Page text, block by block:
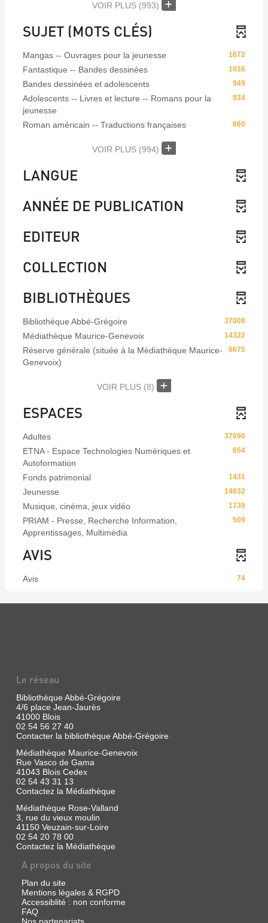
VOIR PLUS (993)
SUJET (MOTS CLÉS)
1672
Mangas -- Ouvrages pour la jeunesse
1016
Fantastique -- Bandes dessinées
949
Bandes dessinées et adolescents
934
Adolescents -- Livres et lecture -- Romans pour la
jeunesse
660
Roman américain -- Traductions françaises
VOIR PLUS (994)
LANGUE
ANNÉE DE PUBLICATION
EDITEUR
COLLECTION
BIBLIOTHÈQUES
37008
Bibliothèque Abbé-Grégoire
14322
Médiathèque Maurice-Genevoix
6675
Réserve générale (située à la Médiathèque Maurice-
Genevoix)
VOIR PLUS (8)
ESPACES
37090
Adultes
654
ETNA - Espace Technologies Numériques et
Autoformation
1431
Fonds patrimonial
14032
Jeunesse
1739
Musique, cinéma, jeux vidéo
509
PRIAM - Presse, Recherche Information,
Apprentissages, Multimédia
AVIS
74
Avis
Le réseau
Bibliothèque Abbé-Grégoire
4/6 place Jean-Jaurès
41000 Blois
02 54 56 27 40
Contacter la bibliothèque Abbé-Grégoire
Médiathèque Maurice-Genevoix
Rue Vasco de Gama
41043 Blois Cedex
02 54 43 31 13
Contactez la Médiathèque
Médiathèque Rose-Valland
3, rue du vieux moulin
41150 Veuzain-sur-Loire
02 54 20 78 00
Contactez la Médiathèque
A propos du site
Plan du site
Mentions légales & RGPD
Accessiblité : non conforme
FAQ